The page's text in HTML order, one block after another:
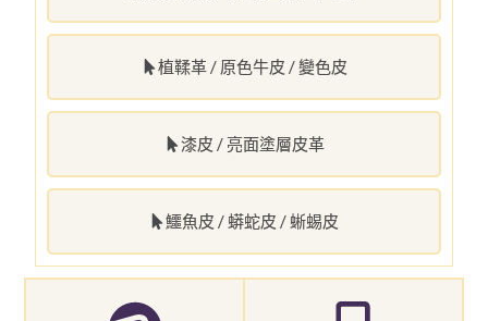
植鞣革 / 原色牛皮 / 變色皮
漆皮 / 亮面塗層皮革
鱷魚皮 / 蟒蛇皮 / 蜥蜴皮